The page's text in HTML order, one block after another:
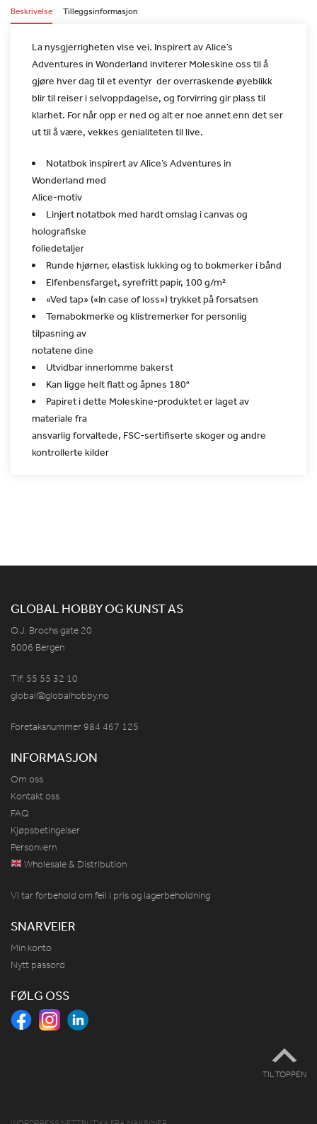
Beskrivelse Tilleggsinformasjon
La nysgjerrigheten vise vei. Inspirert av Alice’s
Adventures in Wonderland inviterer Moleskine oss til å
gjøre hver dag til eteventyr  der overraskende øyeblikk
blir til reiser iselvoppdagelse, og forvirring gir plass til
klarhet. For når opp erned og alt er noe annet enn det ser
ut til å være, vekkes genialiteten til live.
Notatbok inspirert av Alice’s Adventures in
Wonderland med
Alice-motiv
Linjert notatbok med hardt omslag i canvas og
holografiske
foliedetaljer
Runde hjørner, elastisk lukking og to bokmerker i bånd
Elfenbensfarget, syrefritt papir, 100 g/m²
«Ved tap» («In case of loss») trykket på forsatsen
Temabokmerke og klistremerker for personlig
tilpasning av
notatene dine
Utvidbar innerlomme bakerst
Kan ligge helt flatt og åpnes 180°
Papiret i dette Moleskine-produktet er laget av
materiale fra
ansvarlig forvaltede, FSC-sertifiserte skoger og andre
kontrollerte kilder
GLOBAL HOBBY OG KUNST AS
O.J. Brochs gate 20
5006 Bergen
Tlf: 55 55 32 10
global@globalhobby.no
Foretaksnummer 984 467 125
INFORMASJON
Om oss
Kontakt oss
FAQ
Kjøpsbetingelser
Personvern
Wholesale & Distribution
Vi tar forbehold om feil i pris og lagerbeholdning
SNARVEIER
Min konto
Nytt passord
FØLG OSS
TIL TOPPEN